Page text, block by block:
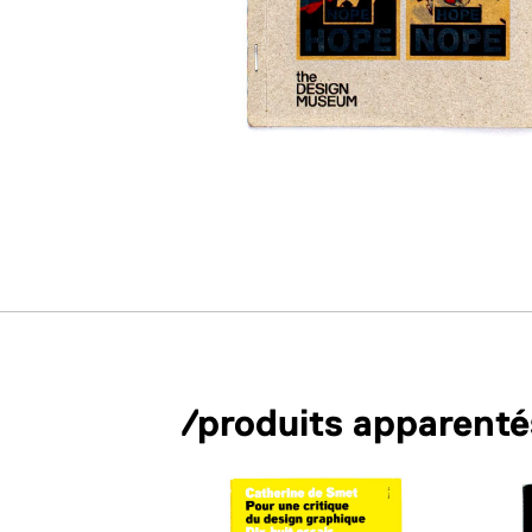
/produits